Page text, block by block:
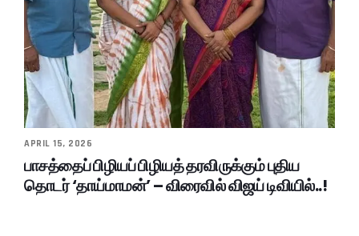
APRIL 15, 2026
பாசத்தைப் பிழியப் பிழியத் தரவிருக்கும் புதிய
தொடர் ‘தாய்மாமன்’ – விரைவில் விஜய் டிவியில்..!